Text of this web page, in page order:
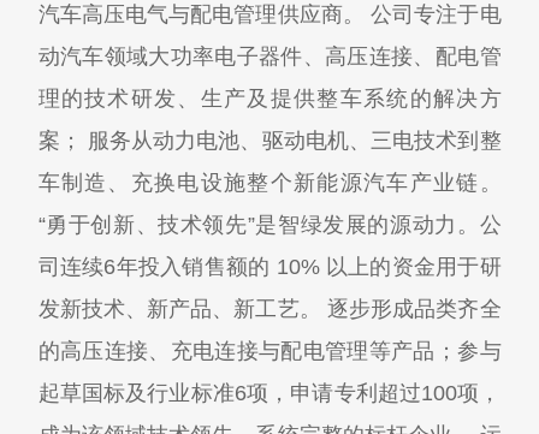
汽车高压电气与配电管理供应商。 公司专注于电
动汽车领域大功率电子器件、高压连接、配电管
理的技术研发、生产及提供整车系统的解决方
案； 服务从动力电池、驱动电机、三电技术到整
车制造、充换电设施整个新能源汽车产业链。
“勇于创新、技术领先”是智绿发展的源动力。公
司连续6年投入销售额的 10% 以上的资金用于研
发新技术、新产品、新工艺。 逐步形成品类齐全
的高压连接、充电连接与配电管理等产品；参与
起草国标及行业标准6项，申请专利超过100项，